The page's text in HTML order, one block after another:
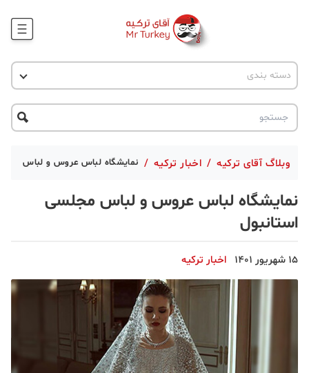
وبلاگ
جاذبه گردشگری
دسته بندی
اخبار ترکیه
پروژه ها
تحصیل در ترکیه
ترکیه گردی
حقوقی
وبلاگ آقای ترکیه / اخبار ترکیه / نمایشگاه لباس عروس و لباس
نمایشگاه لباس عروس و لباس مجلسی
استانبول
15 شهریور 1401 اخبار ترکیه